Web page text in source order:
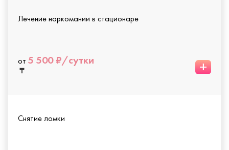
Лечение наркомании в стационаре
от 5 500 ₽/сутки +
Снятие ломки